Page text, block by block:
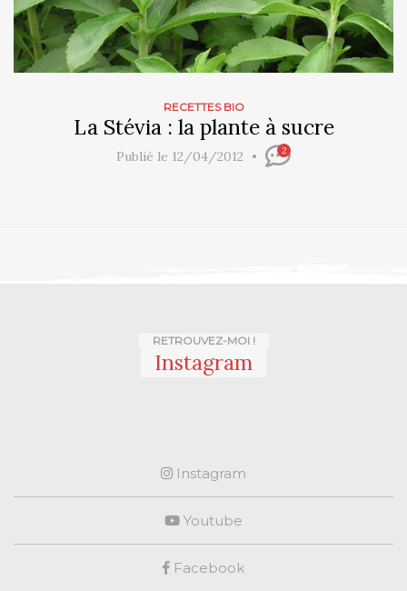
RECETTES BIO
La Stévia : la plante à sucre
Publié le 12/04/2012 2
RETROUVEZ-MOI !
Instagram
Instagram
Youtube
Facebook